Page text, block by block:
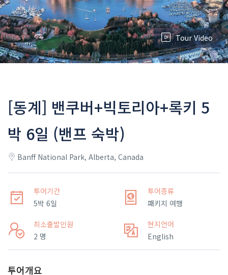
Tour Video
[동계] 밴쿠버+빅토리아+록키 5
박 6일 (밴프 숙박)
Banff National Park, Alberta, Canada
투어기간
5박 6일
투어종류
패키지 여행
최소출발인원
2 명
현지언어
English
투어개요